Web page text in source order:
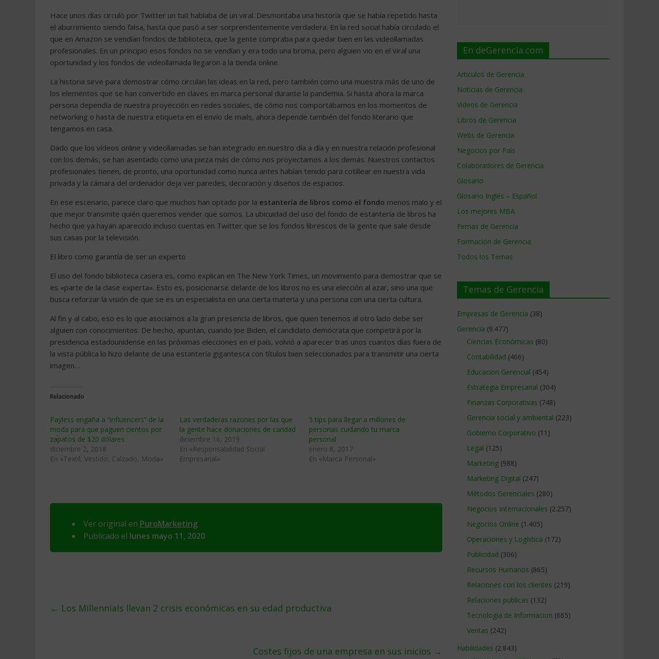
Hace unos días circuló por Twitter un tuit hablaba de un viral. Desmontaba una historia que se había repetido hasta
el aburrimiento siendo falsa, hasta que pasó a ser sorprendentemente verdadera. En la red social había circulado el
que en Amazon se vendían fondos de biblioteca, que la gente compraba para quedar bien en las videollamadas
profesionales. En un principio esos fondos no se vendían y era todo una broma, pero alguien vio en el viral una
oportunidad y los fondos de videollamada llegaron a la tienda online.
La historia sirve para demostrar cómo circulan las ideas en la red, pero también como una muestra más de uno de
los elementos que se han convertido en claves en marca personal durante la pandemia. Si hasta ahora la marca
persona dependía de nuestra proyección en redes sociales, de cómo nos comportábamos en los momentos de
networking o hasta de nuestra etiqueta en el envío de mails, ahora depende también del fondo literario que
tengamos en casa.
Dado que los vídeos online y videollamadas se han integrado en nuestro día a día y en nuestra relación profesional
con los demás, se han asentado como una pieza más de cómo nos proyectamos a los demás. Nuestros contactos
profesionales tienen, de pronto, una oportunidad como nunca antes habían tenido para cotillear en nuestra vida
privada y la cámara del ordenador deja ver paredes, decoración y diseños de espacios.
En ese escenario, parece claro que muchos han optado por la estantería de libros como el fondo menos malo y el
que mejor transmite quién queremos vender que somos. La ubicuidad del uso del fondo de estantería de libros ha
hecho que ya hayan aparecido incluso cuentas en Twitter que se los fondos librescos de la gente que sale desde
sus casas por la televisión.
El libro como garantía de ser un experto
El uso del fondo biblioteca casera es, como explican en The New York Times, un movimiento para demostrar que se
es «parte de la clase experta». Esto es, posicionarse delante de los libros no es una elección al azar, sino una que
busca reforzar la visión de que se es un especialista en una cierta materia y una persona con una cierta cultura.
Al fin y al cabo, eso es lo que asociamos a la gran presencia de libros, que quien tenemos al otro lado debe ser
alguien con conocimientos. De hecho, apuntan, cuando Joe Biden, el candidato demócrata que competirá por la
presidencia estadounidense en las próximas elecciones en el país, volvió a aparecer tras unos cuantos días fuera de
la vista pública lo hizo delante de una estantería gigantesca con títulos bien seleccionados para transmitir una cierta
imagen…
Relacionado
Payless engaña a “influencers” de la
moda para que paguen cientos por
zapatos de $20 dólares
diciembre 2, 2018
En «Textil, Vestido, Calzado, Moda»
Las verdaderas razones por las que
la gente hace donaciones de caridad
diciembre 16, 2019
En «Responsabilidad Social
Empresarial»
5 tips para llegar a millones de
personas cuidando tu marca
personal
enero 8, 2017
En «Marca Personal»
Ver original en PuroMarketing
Publicado el lunes mayo 11, 2020
← Los Millennials llevan 2 crisis económicas en su edad productiva
Costes fijos de una empresa en sus inicios →
En deGerencia.com
Artículos de Gerencia
Noticias de Gerencia
Videos de Gerencia
Libros de Gerencia
Webs de Gerencia
Negocios por País
Colaboradores de Gerencia
Glosario
Glosario Inglés – Español
Los mejores MBA
Firmas de Gerencia
Formación de Gerencia
Todos los Temas
Temas de Gerencia
Empresas de Gerencia (38)
Gerencia (9.477)
Ciencias Económicas (80)
Contabilidad (466)
Educacion Gerencial (454)
Estrategia Empresarial (304)
Finanzas Corporativas (748)
Gerencia social y ambiental (223)
Gobierno Corporativo (11)
Legal (125)
Marketing (988)
Marketing Digital (247)
Métodos Gerenciales (280)
Negocios Internacionales (2.257)
Negocios Online (1.405)
Operaciones y Logística (172)
Publicidad (306)
Recursos Humanos (865)
Relaciones con los clientes (219)
Relaciones publicas (132)
Tecnologia de Informacion (665)
Ventas (242)
Habilidades (2.843)